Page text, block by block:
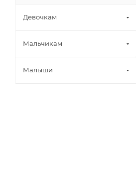
Девочкам
Мальчикам
Малыши